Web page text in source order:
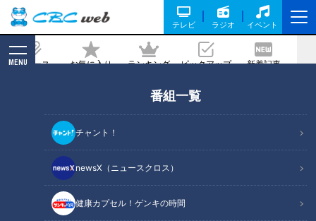
テレビ ラジオ イベント
ニュース お気に入り ランキング ピックアップ 新着記事
MENU
番組一覧
チャント！
newsX（ニュースクロス）
健康カプセル！ゲンキの時間
円以下のアイテムを使った暑さにも勝て
る“春夏コスメ&メイク術"
記事に戻る